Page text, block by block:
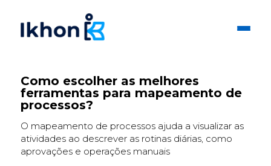
Como escolher as melhores
ferramentas para mapeamento de
processos?
O mapeamento de processos ajuda a visualizar as
atividades ao descrever as rotinas diárias, como
aprovações e operações manuais